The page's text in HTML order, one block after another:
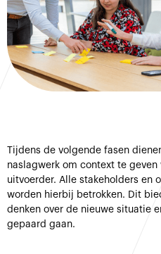
Tijdens de volgende fasen
naslagwerk om context te
uitvoerder. Alle stakeholders en
worden hierbij betrokken. Dit
denken over de nieuwe situatie
gepaard gaan.